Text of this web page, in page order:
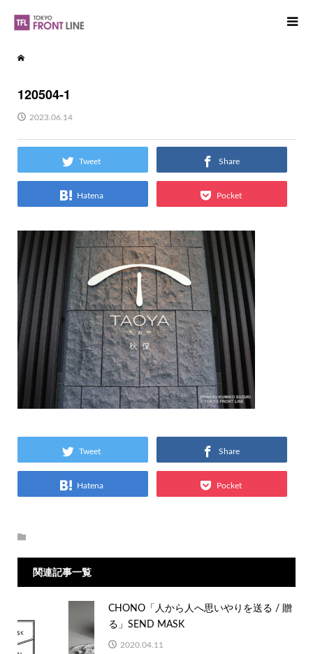
120504-1
2023.06.14
Tweet Share
Hatena Pocket
Tweet Share
Hatena Pocket
関連記事一覧
CHONO「人から人へ思いやりを送る / 贈
る」SEND MASK
2020.04.11